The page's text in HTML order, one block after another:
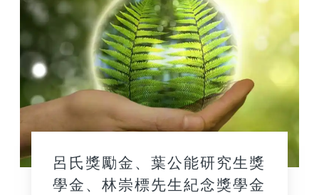
呂氏獎勵金、葉公能研究生獎
學金、林崇標先生紀念獎學金